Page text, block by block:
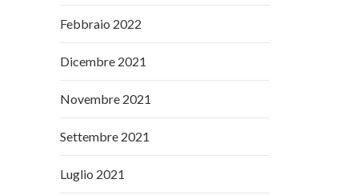
Febbraio 2022
Dicembre 2021
Novembre 2021
Settembre 2021
Luglio 2021